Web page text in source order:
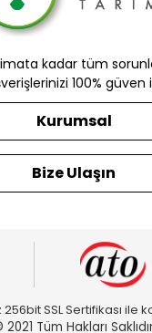
kadar tüm
100%
Kurumsal
Bize Ulaşın
SSL Sertifikası ile
2021 Tüm Hakları